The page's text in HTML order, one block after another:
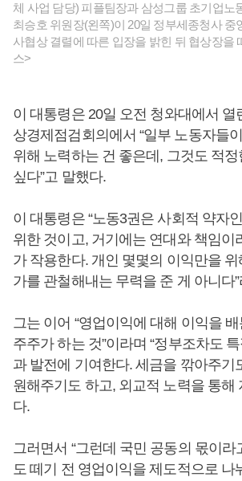
체 사업 담당) 피플팀장과 삼성그룹 초기업노
최승호 위원장(왼쪽)이 20일 정부세종청사 중
사협상 결렬에 따른 입장을 밝힌 뒤 협상장을
스>
이 대통령은 20일 오전 청와대에서 열
상경제점검회의에서 “일부 노동자들
위해 노력하는 건 좋은데, 그것도 적
싶다”고 말했다.
이 대통령은 “노동3권은 사회적 약자
위한 것이고, 거기에는 연대와 책임이
가 작용한다. 개인 몇몇의 이익만을
가를 관철해내는 무력을 준 게 아니다
그는 이어 “영업이익에 대해 이익을
주주가 하는 것”이라며 “정부조차도
과 발전에 기여한다. 세금을 깎아주기
원해주기도 하고, 외교적 노력을 통해
다.
그러면서 “그런데 국민 공동의 몫이라
도 떼기 전 영업이익을 제도적으로 나